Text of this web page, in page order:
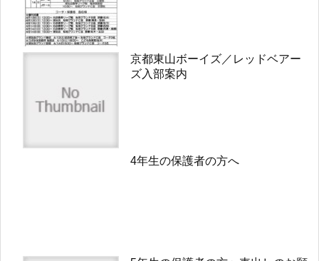
京都東山ボーイズ／レッドベアー
ズ入部案内
4年生の保護者の方へ